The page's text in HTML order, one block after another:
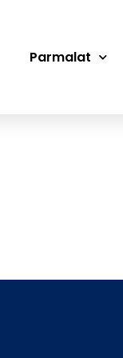
Parmalat